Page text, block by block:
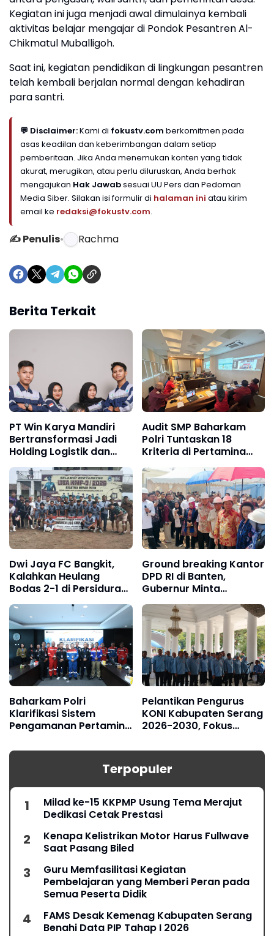
Kegiatan ini juga menjadi awal dimulainya kembali
aktivitas belajar mengajar di Pondok Pesantren Al-
Chikmatul Muballigoh.
Saat ini, kegiatan pendidikan di lingkungan pesantren
telah kembali berjalan normal dengan kehadiran
para santri.
💬 Disclaimer:Kami di fokustv.com berkomitmen pada
asas keadilan dan keberimbangan dalam setiap
pemberitaan. Jika Anda menemukan konten yang tidak
akurat, merugikan, atau perlu diluruskan, Anda berhak
mengajukan Hak Jawabsesuai UU Pers dan Pedoman
Media Siber. Silakan isi formulir di halaman ini atau kirim
email ke redaksi@fokustv.com.
✍️ Penulis• Rachma
Berita Terkait
PT Win Karya Mandiri
Bertransformasi Jadi
Holding Logistik dan
Manufaktur
Audit SMP Baharkam
Polri Tuntaskan 18
Kriteria di Pertamina
Jabar
Dwi Jaya FC Bangkit,
Kalahkan Heulang
Bodas 2-1 di Persidura
CUP 2026
Ground breaking Kantor
DPD RI di Banten,
Gubernur Minta
Dukungan Pelebaran
Jalan Nasional
Baharkam Polri
Klarifikasi Sistem
Pengamanan Pertamina
Pelantikan Pengurus
KONI Kabupaten Serang
2026-2030, Fokus
Terpopuler
Milad ke-15 KKPMP Usung Tema Merajut
Dedikasi Cetak Prestasi
Kenapa Kelistrikan Motor Harus Fullwave
Saat Pasang Biled
Guru Memfasilitasi Kegiatan
Pembelajaran yang Memberi Peran pada
Semua Peserta Didik
FAMS Desak Kemenag Kabupaten Serang
Benahi Data PIP Tahap I 2026